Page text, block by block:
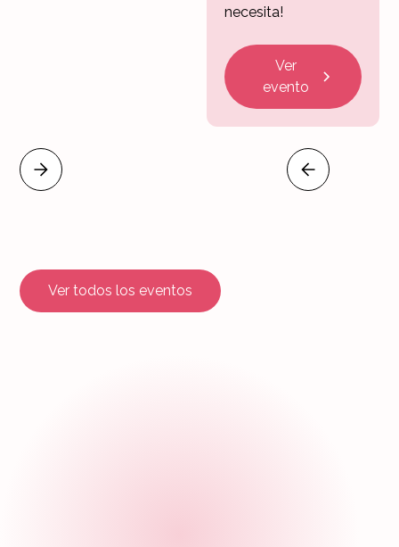
necesita!
Ver
evento
Ver todos los eventos